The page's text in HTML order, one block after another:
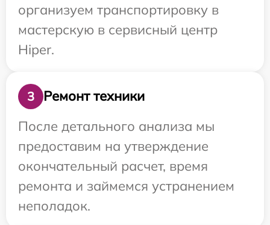
организуем транспортировку в
мастерскую в сервисный центр
Hiper.
3
Ремонт техники
После детального анализа мы
предоставим на утверждение
окончательный расчет, время
ремонта и займемся устранением
неполадок.